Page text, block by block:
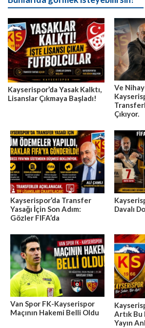
Kayserispor’da Yasak Kalktı,
Lisanslar Çıkmaya Başladı!
Ve
Çıkıyor.
Kayserispor’da Transfer
Yasağı İçin Son Adım:
Gözler FIFA’da
Davalı
Van Spor FK-Kayserispor
Maçının Hakemi Belli Oldu
Artık Bu
Yayın